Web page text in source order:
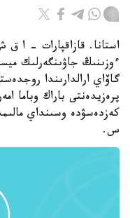
استانا. قازاقپارات - ا ق
ءوزىنىڭ جاۋىنگەرلىك
گاۆاي ارالدارىندا
پرەزيدەنتى باراك وباما
كەزدەسۋدە وسىنداي
س.